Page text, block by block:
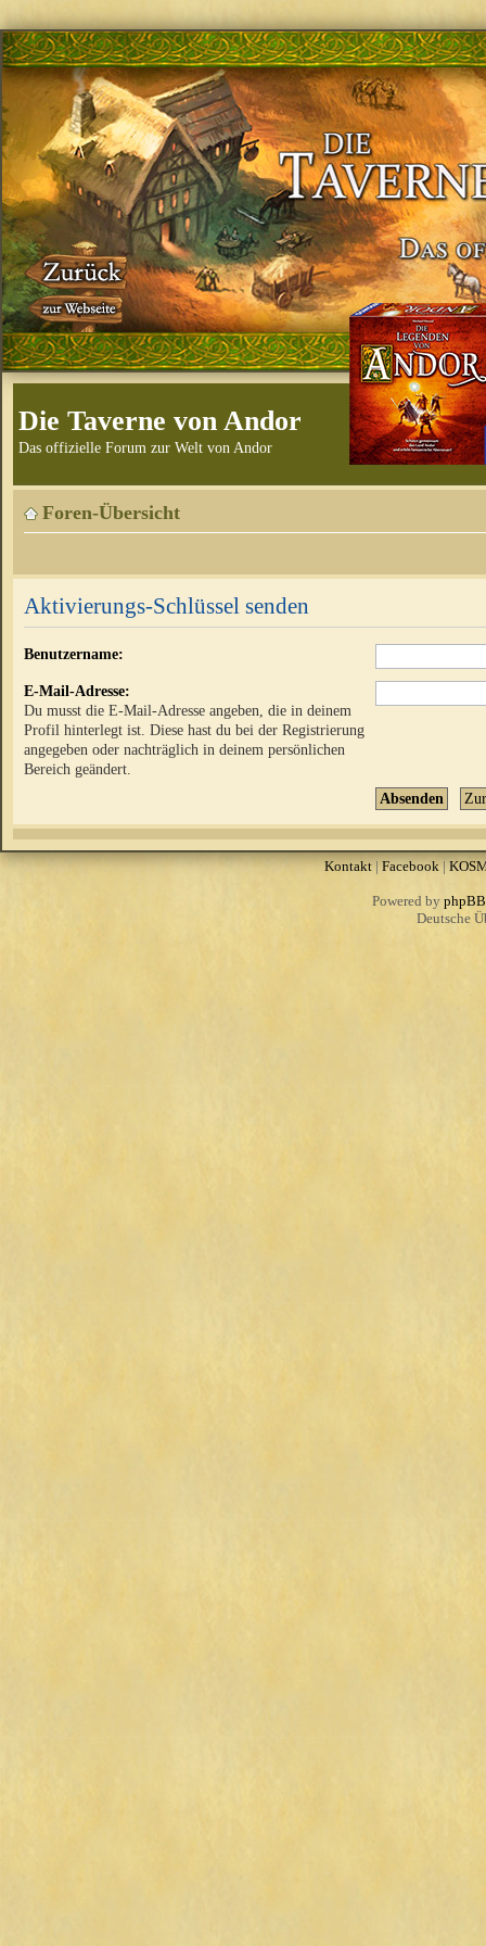
Die Taverne von Andor
Das offizielle Forum zur Welt von Andor
Foren-Übersicht
Aktivierungs-Schlüssel senden
Benutzername:
E-Mail-Adresse:
Du musst die E-Mail-Adresse angeben, die in deinem
Profil hinterlegt ist. Diese hast du bei der Registrierung
angegeben oder nachträglich in deinem persönlichen
Bereich geändert.
Kontakt| Facebook |
Powered by phpBB
Deutsche